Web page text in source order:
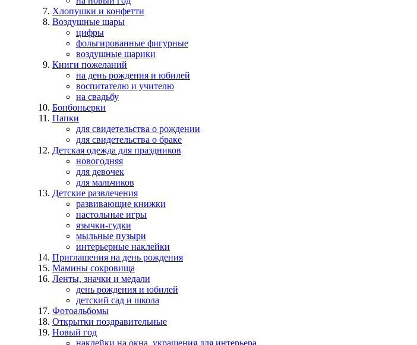
Хлопушки и конфетти
Воздушные шары
цифры
фольгированные фигурные
воздушные шарики
Книги пожеланий
на день рождения и юбилей
воспитателю и учителю
на свадьбу
Бонбоньерки
Папки
для свидетельства о рождении
для свидетельства о браке
Детская одежда для праздников
новогодняя
для девочек
для мальчиков
Детские развлечения
развивающие книжки
настольные игры
язычки-гудки
мыльные пузыри
интерьерные наклейки
Приглашения на день рождения
Мамины сокровища
Ленты, значки и медали
день рождения и юбилей
детский сад и школа
Фотоальбомы
Открытки поздравительные
Новый год
наклейки на окна, украшения для интерьера